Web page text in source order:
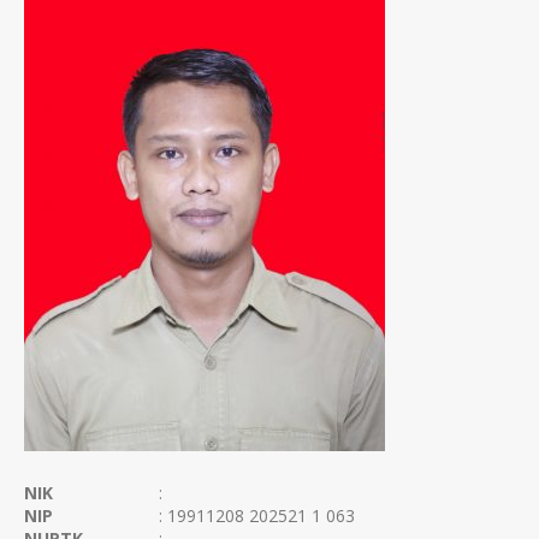
NIK
:
NIP
: 19911208 202521 1 063